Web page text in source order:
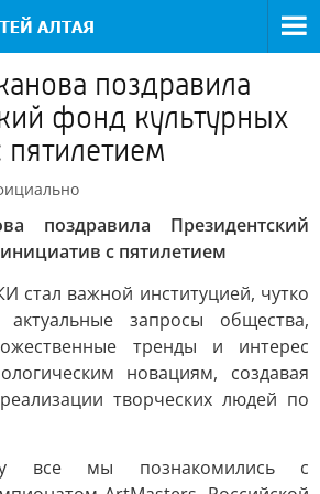
поздравила
фонд культурных
пятилетием
поздравила Президентский
с пятилетием
стал важной институцией, чутко
запросы общества,
тренды и интерес
новациям, создавая
творческих людей по
все мы познакомились с